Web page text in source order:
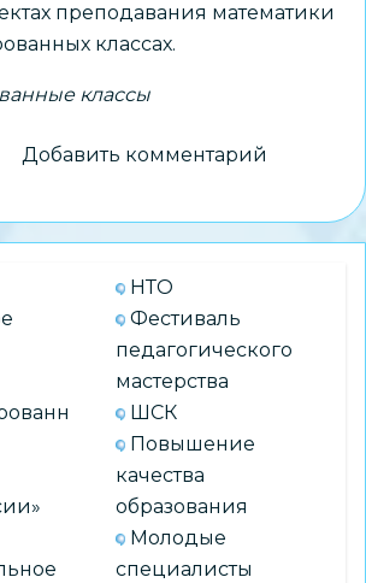
преподавания математики
классах.
классы
Добавить комментарий
НТО
Фестиваль
педагогического
мастерства
ШСК
Повышение
качества
образования
Молодые
специалисты